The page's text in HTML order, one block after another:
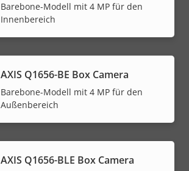
Barebone-Modell mit 4 MP für den
Innenbereich
AXIS Q1656-BE Box Camera
Barebone-Modell mit 4 MP für den
Außenbereich
AXIS Q1656-BLE Box Camera